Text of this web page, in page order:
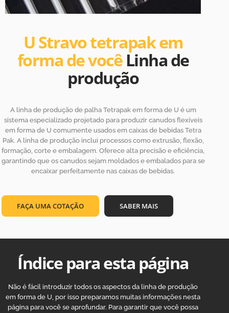
U Stravo tetrapak em
forma de vocêLinha de
produção
A linha de produção de palha Tetrapak em forma de U é um
sistema especializado projetado para produzir canudos flexíveis
em forma de U comumente usados em caixas de bebidas Tetra
Pak. A linha de produção inclui processos como extrusão, flexão,
formação, corte e embalagem. Oferece alta precisão e eficiência,
garantindo que os canudos sejam moldados e embalados para se
encaixar perfeitamente nas caixas de bebidas.
FAÇA UMA COTAÇÃO SABER MAIS
Índice para esta página
Não é fácil introduzir todos os aspectos da linha de produção
em forma de U, por isso preparamos muitas informações nesta
página para você se aprofundar. Para garantir que você possa